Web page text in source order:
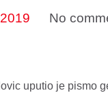
No
uputio je pismo